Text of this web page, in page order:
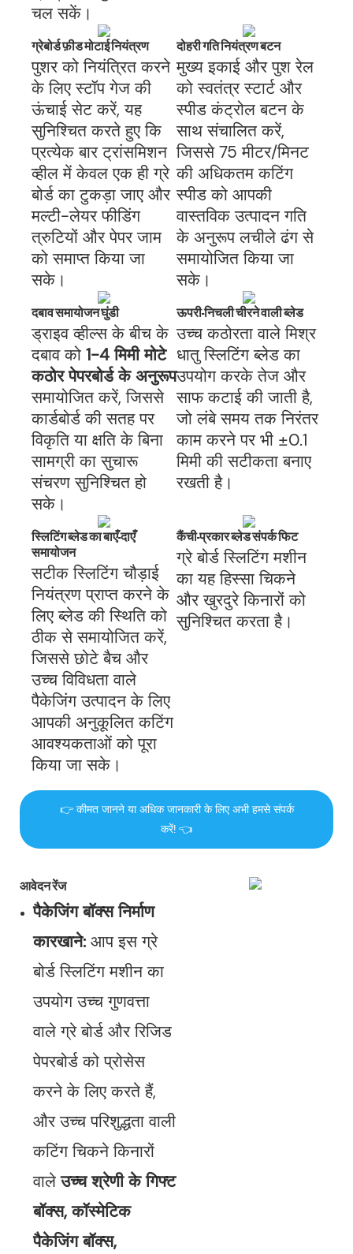
चल सकें।
ग्रेबोर्ड फ़ीड मोटाई नियंत्रण
पुशर को नियंत्रित करने
के लिए स्टॉप गेज की
ऊंचाई सेट करें, यह
सुनिश्चित करते हुए कि
प्रत्येक बार ट्रांसमिशन
व्हील में केवल एक ही ग्रे
बोर्ड का टुकड़ा जाए और
मल्टी-लेयर फीडिंग
त्रुटियों और पेपर जाम
को समाप्त किया जा
सके।
दोहरी गति नियंत्रण बटन
मुख्य इकाई और पुश रेल
को स्वतंत्र स्टार्ट और
स्पीड कंट्रोल बटन के
साथ संचालित करें,
जिससे 75 मीटर/मिनट
की अधिकतम कटिंग
स्पीड को आपकी
वास्तविक उत्पादन गति
के अनुरूप लचीले ढंग से
समायोजित किया जा
सके।
दबाव समायोजन घुंडी
ड्राइव व्हील्स के बीच के
दबाव को 1-4 मिमी मोटे
कठोर पेपरबोर्ड के अनुरूप
समायोजित करें, जिससे
कार्डबोर्ड की सतह पर
विकृति या क्षति के बिना
सामग्री का सुचारू
संचरण सुनिश्चित हो
सके।
ऊपरी-निचली चीरने वाली ब्लेड
उच्च कठोरता वाले मिश्र
धातु स्लिटिंग ब्लेड का
उपयोग करके तेज और
साफ कटाई की जाती है,
जो लंबे समय तक निरंतर
काम करने पर भी ±0.1
मिमी की सटीकता बनाए
रखती है।
स्लिटिंग ब्लेड का बाएँ-दाएँ
समायोजन
सटीक स्लिटिंग चौड़ाई
नियंत्रण प्राप्त करने के
लिए ब्लेड की स्थिति को
ठीक से समायोजित करें,
जिससे छोटे बैच और
उच्च विविधता वाले
पैकेजिंग उत्पादन के लिए
आपकी अनुकूलित कटिंग
आवश्यकताओं को पूरा
किया जा सके।
कैंची-प्रकार ब्लेड संपर्क फिट
ग्रे बोर्ड स्लिटिंग मशीन
का यह हिस्सा चिकने
और खुरदुरे किनारों को
सुनिश्चित करता है।
👉 कीमत जानने या अधिक जानकारी के लिए अभी हमसे संपर्क
करें! 👈
आवेदन रेंज
पैकेजिंग बॉक्स निर्माण
कारखाने:आप इस ग्रे
बोर्ड स्लिटिंग मशीन का
उपयोग उच्च गुणवत्ता
वाले ग्रे बोर्ड और रिजिड
पेपरबोर्ड को प्रोसेस
करने के लिए करते हैं,
और उच्च परिशुद्धता वाली
कटिंग चिकने किनारों
वालेउच्च श्रेणी के गिफ्ट
बॉक्स, कॉस्मेटिक
पैकेजिंग बॉक्स,